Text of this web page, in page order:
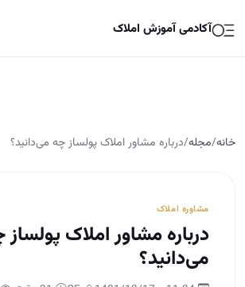
آکادمی آموزش املاک
خانه/مجله/درباره مشاور املاک پولساز چه می‌دانید؟
مشاوره املاک
درباره مشاور املاک
می‌دانید؟